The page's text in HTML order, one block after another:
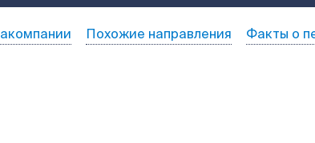
Похожие направления Факты о